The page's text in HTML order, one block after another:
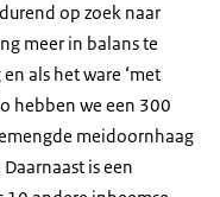
op zoek naar
meer in balans te
als het ware ‘met
hebben we een 300
meidoornhaag
is een